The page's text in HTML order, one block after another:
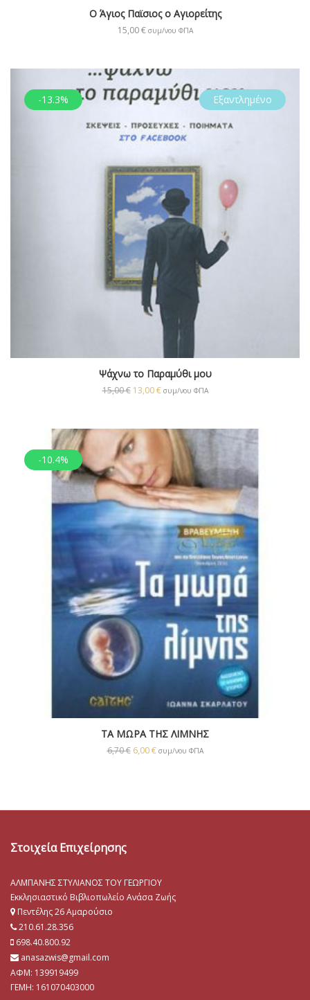
Ο Άγιος Παϊσιος ο Αγιορείτης
15,00€ συμ/νου ΦΠΑ
-13.3% Εξαντλημένο
Ψάχνω το Παραμύθι μου
15,00€ 13,00€ συμ/νου ΦΠΑ
-10.4%
ΤΑ ΜΩΡΑ ΤΗΣ ΛΙΜΝΗΣ
6,70€ 6,00€ συμ/νου ΦΠΑ
Στοιχεία Επιχείρησης
ΑΛΜΠΑΝΗΣ ΣΤΥΛΙΑΝΟΣ ΤΟΥ ΓΕΩΡΓΙΟΥ
Εκκλησιαστικό Βιβλιοπωλείο Ανάσα Ζωής
Πεντέλης 26 Αμαρούσιο
210.61.28.356
698.40.800.92
anasazwis@gmail.com
ΑΦΜ: 139919499
ΓΕΜΗ: 161070403000